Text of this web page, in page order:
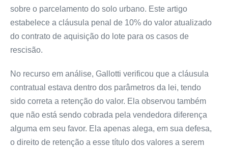
sobre o parcelamento do solo urbano. Este artigo
estabelece a cláusula penal de 10% do valor atualizado
do contrato de aquisição do lote para os casos de
rescisão.
No recurso em análise, Gallotti verificou que a cláusula
contratual estava dentro dos parâmetros da lei, tendo
sido correta a retenção do valor. Ela observou também
que não está sendo cobrada pela vendedora diferença
alguma em seu favor. Ela apenas alega, em sua defesa,
o direito de retenção a esse título dos valores a serem